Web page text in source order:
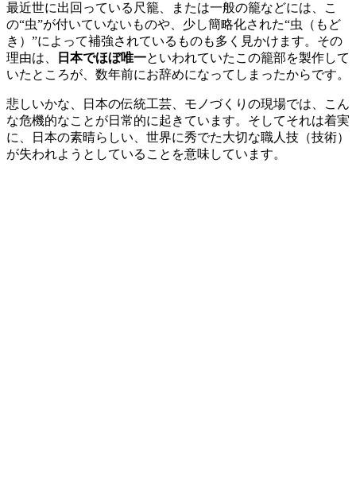
最近世に出回っている尺籠、または一般の籠などには、こ
の“虫”が付いていないものや、少し簡略化された“虫（もど
き）”によって補強されているものも多く見かけます。その
理由は、
日本でほぼ唯一といわれていたこの籠部を製作して
いたところが、数年前にお辞めになってしまったからです。
悲しいかな、日本の伝統工芸、モノづくりの現場では、こん
な危機的なことが日常的に起きています。そしてそれは着実
に、日本の素晴らしい、世界に秀でた大切な職人技（技術）
が失われようとしていることを意味しています。